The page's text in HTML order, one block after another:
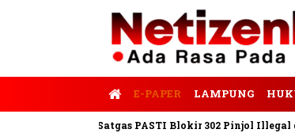
E-PAPER LAMPUNG
Satgas PASTI Blokir 302 Pinjol Illegal dan